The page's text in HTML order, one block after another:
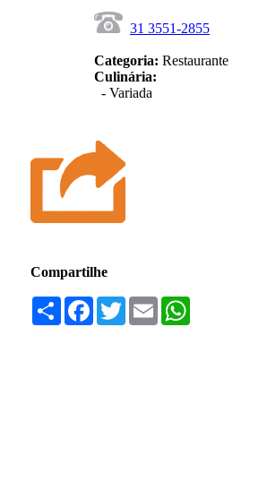
31 3551-2855
Categoria: Restaurante
Culinária:
- Variada
Compartilhe
Compartilhar
Facebook
TwitterEmail